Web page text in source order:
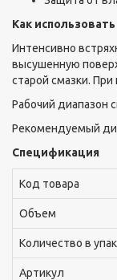
Как использовать
Интенсивно
высушенную
старой смазки.
Рабочий диапазон
Рекомендуемый
Спецификация
Код товара
Объем
Количество в
Артикул